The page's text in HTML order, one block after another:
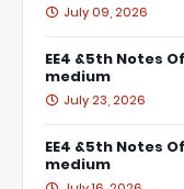
July 09, 2026
EE4 &5th Notes
medium
July 23, 2026
EE4 &5th Notes
medium